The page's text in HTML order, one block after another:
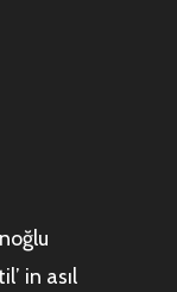
in asıl